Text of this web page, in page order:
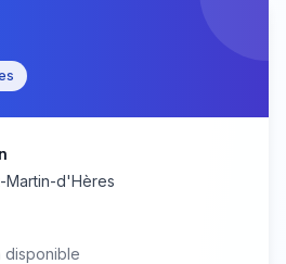
Martin-d'Hères
disponible